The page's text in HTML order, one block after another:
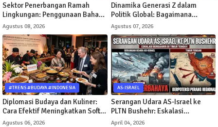
Sektor Penerbangan Ramah
Lingkungan: Penggunaan Bahan
Bakar Sintetis untuk
Penerbangan Komersial
Agustus 08, 2026
Dinamika Generasi Z dalam
Politik Global: Bagaimana
Gerakan Digital Mengubah Arah
Kebijakan Publik
Agustus 07, 2026
#TRENS #BUDAYA #INDONESIA
Diplomasi Budaya dan Kuliner:
Cara Efektif Meningkatkan Soft
Power Suatu Negara
Agustus 06, 2026
AS-ISRAEL
Serangan Udara AS-Israel ke
PLTN Bushehr: Eskalasi
Berbahaya di Timur Tengah
April 04, 2026